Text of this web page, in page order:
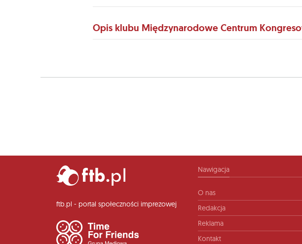
Opis klubu Międzynarodowe Centrum
ftb.pl - portal społeczności imprezowej
Nawigacja
O nas
Redakcja
Reklama
Kontakt